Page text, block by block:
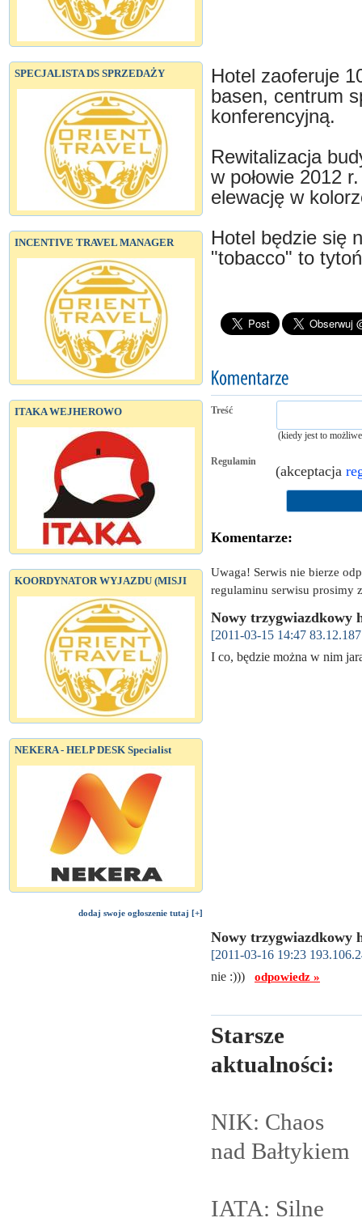
SPECJALISTA DS SPRZEDAŻY
INCENTIVE TRAVEL MANAGER
ITAKA WEJHEROWO
KOORDYNATOR WYJAZDU (MISJI
NEKERA - HELP DESK Specialist
dodaj swoje ogłoszenie tutaj [+]
Hotel zaoferuje
basen, centrum
konferencyjną.
Rewitalizacja
w połowie 2012
elewację w
Hotel będzie się
"tobacco" to
Treść
(kiedy jest to
Regulamin
(akceptacja
Komentarze:
Uwaga! Serwis nie bierze
regulaminu serwisu prosimy
Nowy trzygwiazdkowy
[2011-03-15 14:47
I co, będzie można w nim
Nowy trzygwiazdkowy
[2011-03-16 19:23
nie :))) odpowiedz »
Starsze
aktualności:
NIK: Chaos
nad Bałtykiem
IATA: Silne